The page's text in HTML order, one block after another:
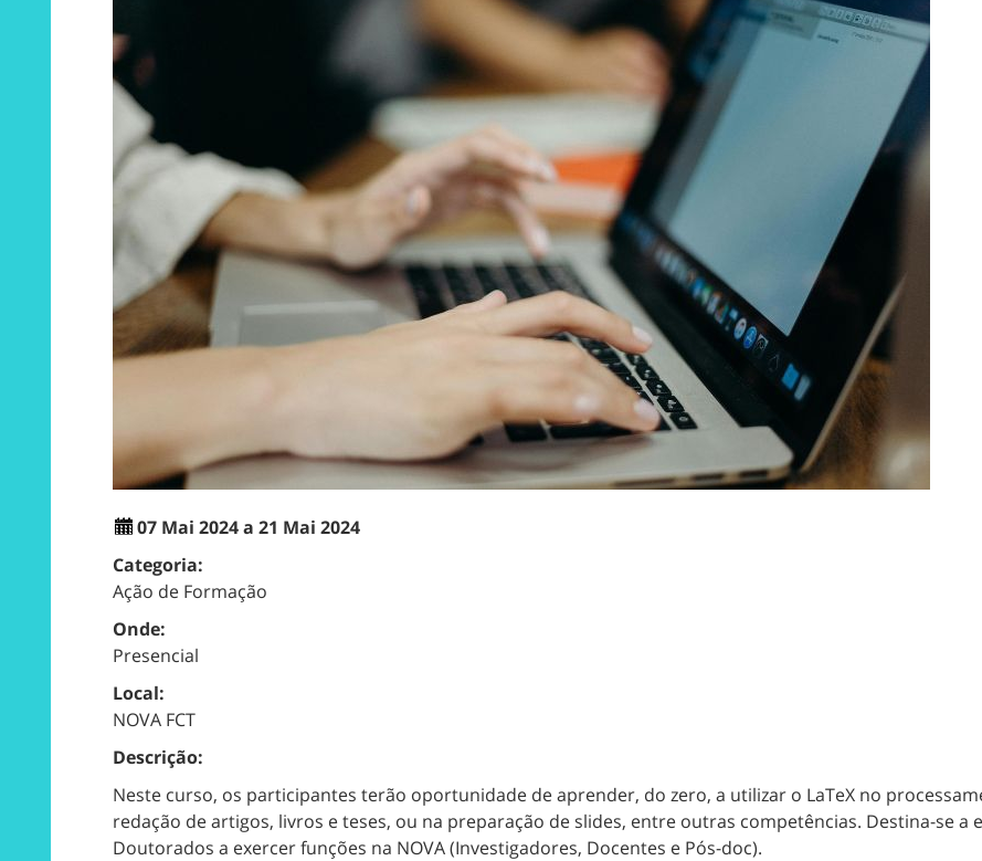
07 Mai 2024 a 21 Mai 2024
Categoria:
Ação de Formação
Onde:
Presencial
Local:
NOVA FCT
Descrição:
Neste curso, os participantes terão oportunidade de aprender, do zero, a utilizar o LaTeX no
redação de artigos, livros e teses, ou na preparação de slides, entre outras competências. Destina-se
Doutorados a exercer funções na NOVA (Investigadores, Docentes e Pós-doc).